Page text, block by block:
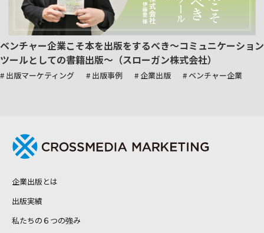
ベンチャー企業こそ本を出版をするべき～コミュニケーション
ツールとしての書籍出版～（スローガン株式会社）
# 出版マーケティング # 出版事例 # 企業出版 # ベンチャー企業
企業出版とは
出版実績
私たちの６つの強み